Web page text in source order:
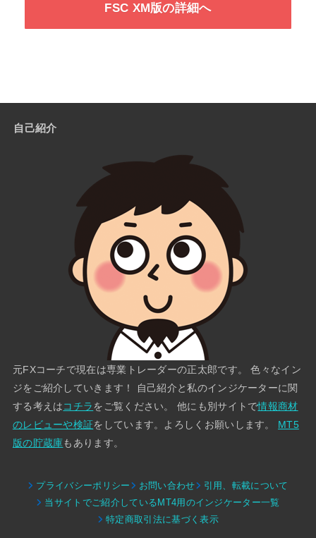
FSC XM版の詳細へ
自己紹介
元FXコーチで現在は専業トレーダーの正太郎です。 色々なイン
ジをご紹介していきます！ 自己紹介と私のインジケーターに関
する考えはコチラをご覧ください。 他にも別サイトで情報商材
のレビューや検証をしています。よろしくお願いします。 MT5
版の貯蔵庫もあります。
プライバシーポリシー お問い合わせ
引用、転載について
当サイトでご紹介しているMT4用のインジケーター一覧
特定商取引法に基づく表示